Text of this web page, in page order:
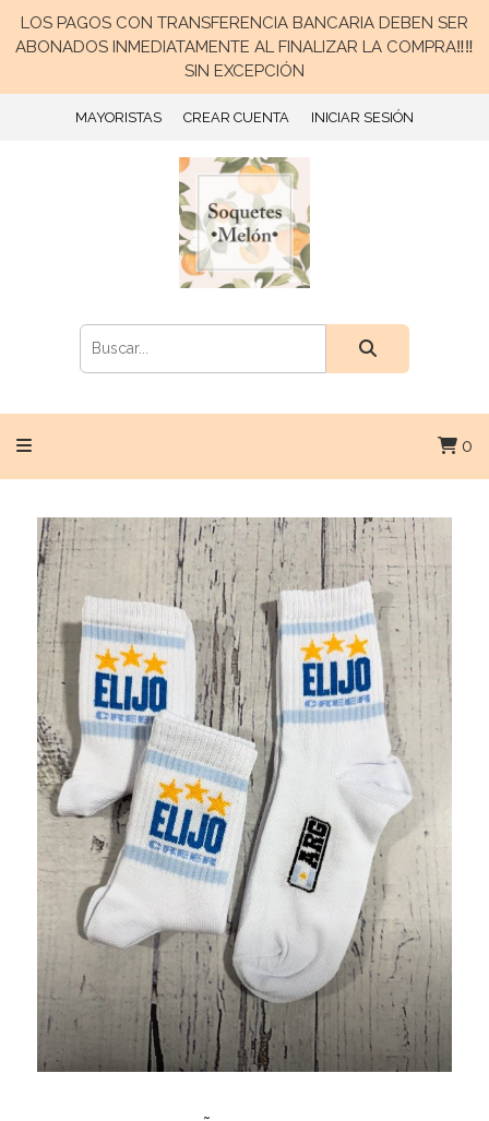
LOS PAGOS CON TRANSFERENCIA BANCARIA DEBEN SER
ABONADOS INMEDIATAMENTE AL FINALIZAR LA COMPRA‼️‼️
SIN EXCEPCIÓN
MAYORISTAS CREAR CUENTA INICIAR SESIÓN
0